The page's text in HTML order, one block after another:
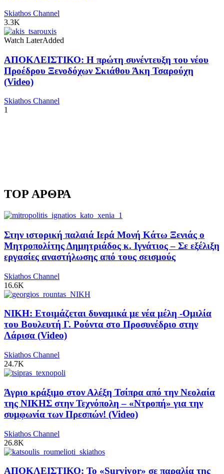
Skiathos Channel
3.3K
Watch LaterAdded
ΑΠΟΚΛΕΙΣΤΙΚΟ: Η πρώτη συνέντευξη του νέου
Προέδρου Ξενοδόχων Σκιάθου Άκη Τσαρούχη
(Video)
Skiathos Channel
1
TOP ΑΡΘΡΑ
Στην ιστορική παλαιά Ιερά Μονή Κάτω Ξενιάς ο
Μητροπολίτης Δημητριάδος κ. Ιγνάτιος – Σε εξέλιξη
εργασίες αναστήλωσης από τους σεισμούς
Skiathos Channel
16.6K
ΝΙΚΗ: Ετοιμάζεται δυναμικά με νέα μέλη -Ομιλία
του Βουλευτή Γ. Ρούντα στο Προσυνέδριο στην
Λάρισα (Video)
Skiathos Channel
24.7K
Άγριο κράξιμο στον Αλέξη Τσίπρα από την Νεολαία
της ΝΙΚΗΣ στην Τεχνόπολη – «Ντροπή» για την
συμφωνία των Πρεσπών! (Video)
Skiathos Channel
26.8K
ΑΠΟΚΛΕΙΣΤΙΚΟ: Το «Survivor» σε παραλία της